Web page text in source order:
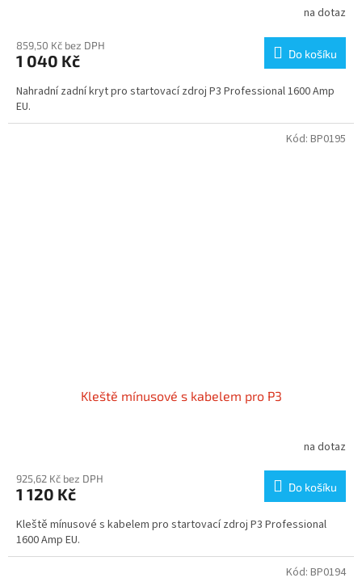
na dotaz
859,50 Kč bez DPH
1 040 Kč Do košíku
Nahradní zadní kryt pro startovací zdroj P3 Professional 1600 Amp
EU.
Kleště mínusové s kabelem pro P3
na dotaz
925,62 Kč bez DPH
1 120 Kč Do košíku
Kleště mínusové s kabelem pro startovací zdroj P3 Professional
1600 Amp EU.
Kód: BP0195
Kód: BP0194